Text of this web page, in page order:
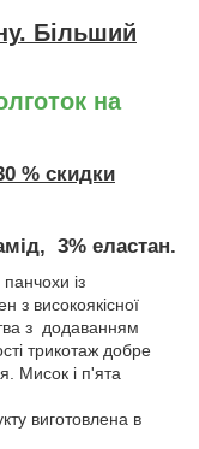
Більший
на
% скидки
3% еластан.
панчохи із
з високоякісної
з додаванням
трикотаж добре
Мисок і п'ята
виготовлена в